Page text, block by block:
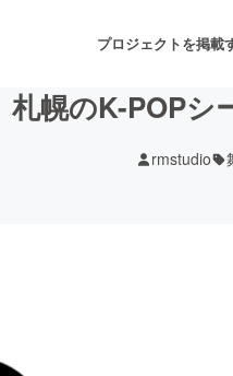
プロジェクトを掲載
札幌のK-POPシ
rmstudio